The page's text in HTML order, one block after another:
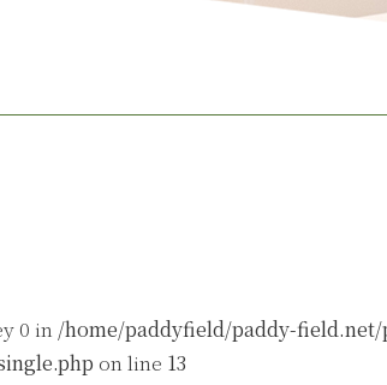
0 in /home/paddyfield/paddy-
on line 13